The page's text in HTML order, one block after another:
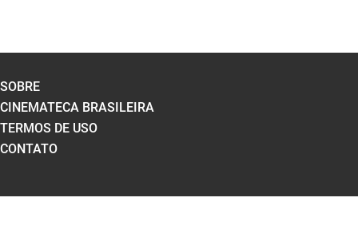
SOBRE
CINEMATECA BRASILEIRA
TERMOS DE USO
CONTATO